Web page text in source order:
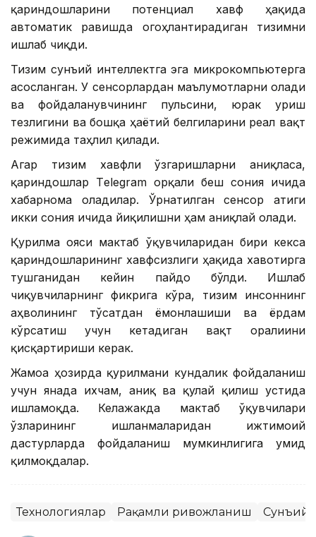
қариндошларини потенциал хавф ҳақида
автоматик равишда огоҳлантирадиган тизимни
ишлаб чиқди.
Тизим сунъий интеллектга эга микрокомпьютерга
асосланган. У сенсорлардан маълумотларни олади
ва фойдаланувчининг пульсини, юрак уриш
тезлигини ва бошқа ҳаётий белгиларини реал вақт
режимида таҳлил қилади.
Агар тизим хавфли ўзгаришларни аниқласа,
қариндошлар Тelegram орқали беш сония ичида
хабарнома оладилар. Ўрнатилган сенсор атиги
икки сония ичида йиқилишни ҳам аниқлай олади.
Қурилма ғояси мактаб ўқувчиларидан бири кекса
қариндошларининг хавфсизлиги ҳақида хавотирга
тушганидан кейин пайдо бўлди. Ишлаб
чиқувчиларнинг фикрига кўра, тизим инсоннинг
аҳволининг тўсатдан ёмонлашиши ва ёрдам
кўрсатиш учун кетадиган вақт оралиғини
қисқартириши керак.
Жамоа ҳозирда қурилмани кундалик фойдаланиш
учун янада ихчам, аниқ ва қулай қилиш устида
ишламоқда. Келажакда мактаб ўқувчилари
ўзларининг ишланмаларидан ижтимоий
дастурларда фойдаланиш мумкинлигига умид
қилмоқдалар.
Технологиялар Рақамли ривожланиш Сунъий